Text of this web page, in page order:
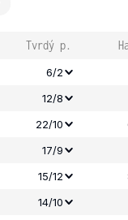
Tvrdý p.
6/2
12/8
22/10
17/9
15/12
14/10